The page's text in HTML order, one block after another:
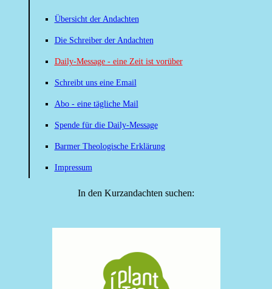
Übersicht der Andachten
Die Schreiber der Andachten
Daily-Message - eine Zeit ist vorüber
Schreibt uns eine Email
Abo - eine tägliche Mail
Spende für die Daily-Message
Barmer Theologische Erklärung
Impressum
In den Kurzandachten suchen: